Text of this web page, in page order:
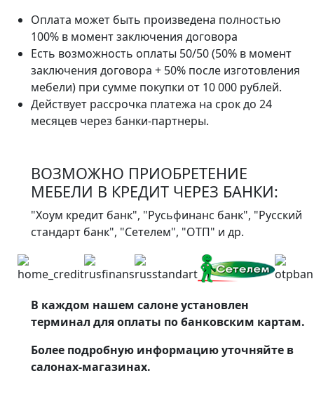
Оплата может быть произведена полностью
100% в момент заключения договора
Есть возможность оплаты 50/50 (50% в момент
заключения договора + 50% после изготовления
мебели) при сумме покупки от 10 000 рублей.
Действует рассрочка платежа на срок до 24
месяцев через банки-партнеры.
ВОЗМОЖНО ПРИОБРЕТЕНИЕ
МЕБЕЛИ В КРЕДИТ ЧЕРЕЗ БАНКИ:
"Хоум кредит банк", "Русьфинанс банк", "Русский
стандарт банк", "Сетелем", "ОТП" и др.
В каждом нашем салоне установлен
терминал для оплаты по банковским картам.
Более подробную информацию уточняйте в
салонах-магазинах.